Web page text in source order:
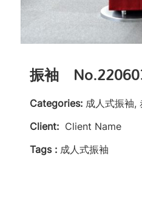
振袖
Categories: 成人式振袖,
Client: Client Name
Tags : 成人式振袖